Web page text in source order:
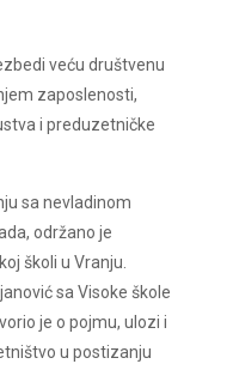
veću društvenu
zaposlenosti,
i preduzetničke
sa nevladinom
održano je
školi u Vranju.
sa Visoke škole
je o pojmu, ulozi i
u postizanju